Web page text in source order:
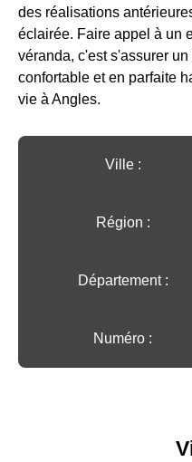
des réalisations
éclairée. Faire appel à un
véranda, c'est s'assurer
confortable et en parfaite
vie à Angles.
Ville :️
Région :️
Département :
Numéro :